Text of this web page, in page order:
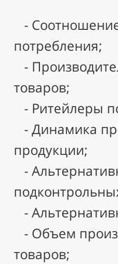
-
потребления;
-
товаров;
- Ритейлеры
- Динамика
продукции;
-
-
- Объем
товаров;